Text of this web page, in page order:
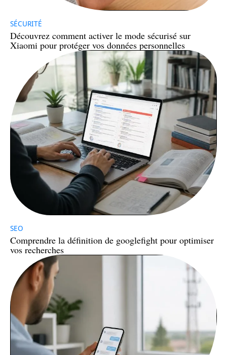
SÉCURITÉ
Découvrez comment activer le mode sécurisé sur
Xiaomi pour protéger vos données personnelles
SEO
Comprendre la définition de googlefight pour optimiser
vos recherches